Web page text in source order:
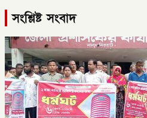
সংশ্লিষ্ট সংবাদ